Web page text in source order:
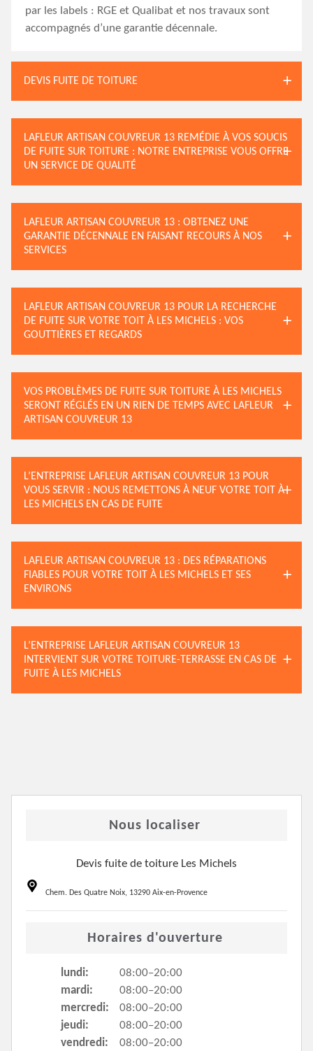
par les labels : RGE et Qualibat et nos travaux sont
accompagnés d’une garantie décennale.
DEVIS FUITE DE TOITURE
LAFLEUR ARTISAN COUVREUR 13 REMÉDIE À VOS SOUCIS
DE FUITE SUR TOITURE : NOTRE ENTREPRISE VOUS OFFRE
UN SERVICE DE QUALITÉ
LAFLEUR ARTISAN COUVREUR 13 : OBTENEZ UNE
GARANTIE DÉCENNALE EN FAISANT RECOURS À NOS
SERVICES
LAFLEUR ARTISAN COUVREUR 13 POUR LA RECHERCHE
DE FUITE SUR VOTRE TOIT À LES MICHELS : VOS
GOUTTIÈRES ET REGARDS
VOS PROBLÈMES DE FUITE SUR TOITURE À LES MICHELS
SERONT RÉGLÉS EN UN RIEN DE TEMPS AVEC LAFLEUR
ARTISAN COUVREUR 13
L’ENTREPRISE LAFLEUR ARTISAN COUVREUR 13 POUR
VOUS SERVIR : NOUS REMETTONS À NEUF VOTRE TOIT À
LES MICHELS EN CAS DE FUITE
LAFLEUR ARTISAN COUVREUR 13 : DES RÉPARATIONS
FIABLES POUR VOTRE TOIT À LES MICHELS ET SES
ENVIRONS
L’ENTREPRISE LAFLEUR ARTISAN COUVREUR 13
INTERVIENT SUR VOTRE TOITURE-TERRASSE EN CAS DE
FUITE À LES MICHELS
Nous localiser
Devis fuite de toiture Les Michels
Chem. Des Quatre Noix, 13290 Aix-en-Provence
Horaires d'ouverture
lundi:
08:00–20:00
mardi:
08:00–20:00
mercredi:
08:00–20:00
jeudi:
08:00–20:00
vendredi:
08:00–20:00